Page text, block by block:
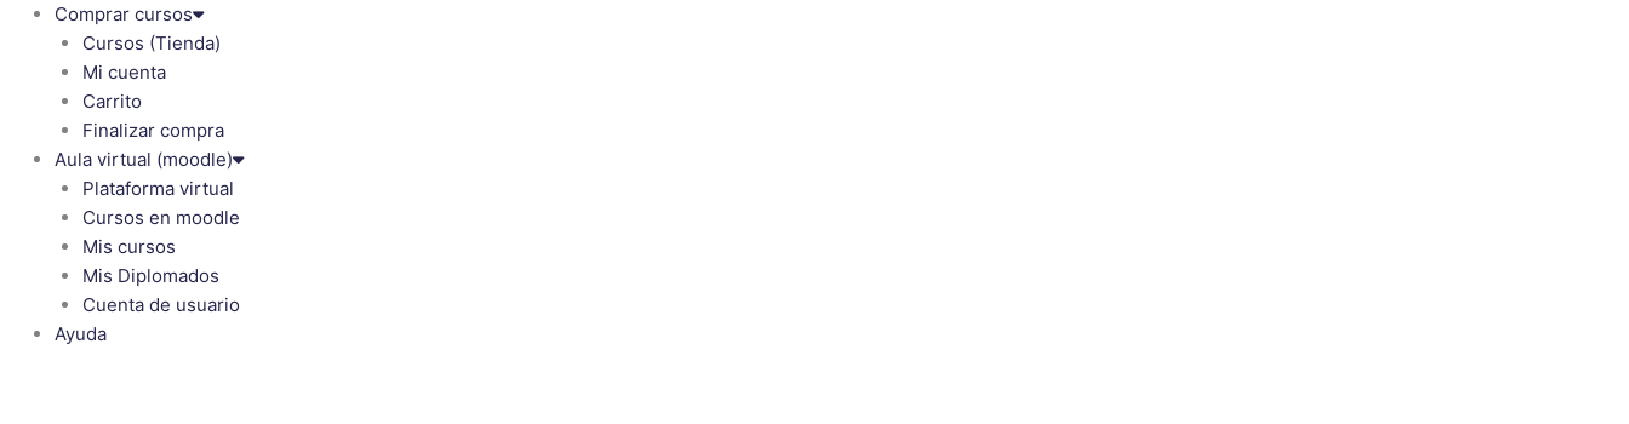
Comprar cursos
Cursos (Tienda)
Mi cuenta
Carrito
Finalizar compra
Aula virtual (moodle)
Plataforma virtual
Cursos en moodle
Mis cursos
Mis Diplomados
Cuenta de usuario
Ayuda